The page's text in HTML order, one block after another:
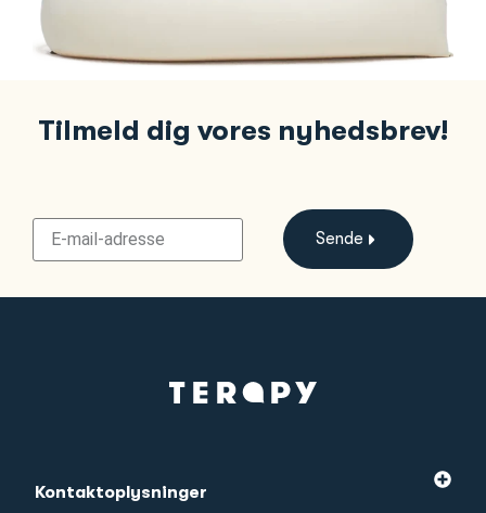
Tilmeld dig vores nyhedsbrev!
Sende
Kontaktoplysninger